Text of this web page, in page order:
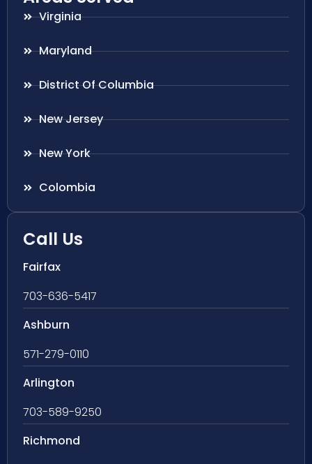
Virginia
Maryland
District Of Columbia
New Jersey
New York
Colombia
Call Us
Fairfax
703-636-5417
Ashburn
571-279-0110
Arlington
703-589-9250
Richmond